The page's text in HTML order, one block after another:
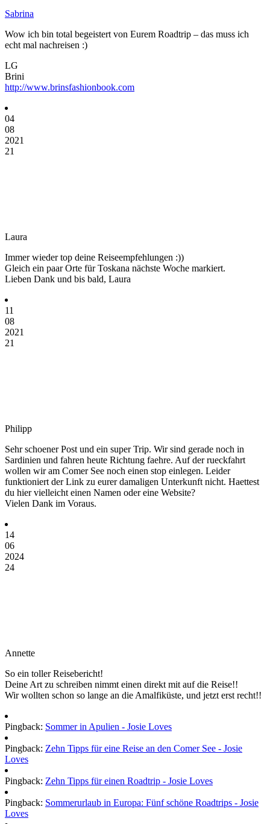
Sabrina
Wow ich bin total begeistert von Eurem Roadtrip – das muss ich
echt mal nachreisen :)
LG
Brini
http://www.brinsfashionbook.com
04
08
2021
21
Laura
Immer wieder top deine Reiseempfehlungen :))
Gleich ein paar Orte für Toskana nächste Woche markiert.
Lieben Dank und bis bald, Laura
11
08
2021
21
Philipp
Sehr schoener Post und ein super Trip. Wir sind gerade noch in
Sardinien und fahren heute Richtung faehre. Auf der rueckfahrt
wollen wir am Comer See noch einen stop einlegen. Leider
funktioniert der Link zu eurer damaligen Unterkunft nicht. Haettest
du hier vielleicht einen Namen oder eine Website?
Vielen Dank im Voraus.
14
06
2024
24
Annette
So ein toller Reisebericht!
Deine Art zu schreiben nimmt einen direkt mit auf die Reise!!
Wir wollten schon so lange an die Amalfiküste, und jetzt erst recht!!
Pingback: Sommer in Apulien - Josie Loves
Pingback: Zehn Tipps für eine Reise an den Comer See - Josie
Loves
Pingback: Zehn Tipps für einen Roadtrip - Josie Loves
Pingback: Sommerurlaub in Europa: Fünf schöne Roadtrips - Josie
Loves